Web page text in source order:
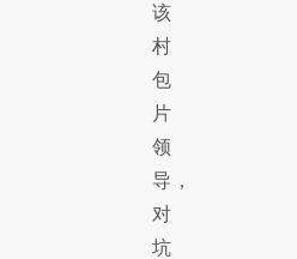
该
村
包
片
领
导，
对
坑